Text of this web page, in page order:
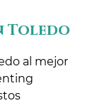
Toledo
al mejor